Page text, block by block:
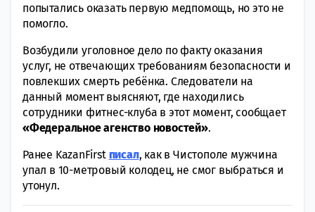
попытались оказать первую медпомощь, но это не
помогло.
Возбудили уголовное дело по факту оказания
услуг, не отвечающих требованиям безопасности и
повлекших смерть ребёнка. Следователи на
данный момент выясняют, где находились
сотрудники фитнес-клуба в этот момент, сообщает
«Федеральное агенство новостей».
Ранее KazanFirst писал, как в Чистополе мужчина
упал в 10-метровый колодец, не смог выбраться и
утонул.